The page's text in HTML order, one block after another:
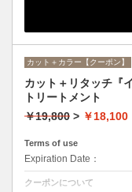
カット＋カラー【クーポン】
カット＋リタッチ『
トリートメント
￥19,800 > ￥18,100
Terms of use
Expiration Date：
クーポンについて